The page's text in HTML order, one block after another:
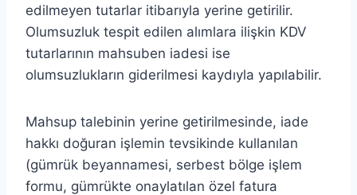
edilmeyen tutarlar itibarıyla yerine getirilir.
Olumsuzluk tespit edilen alımlara ilişkin KDV
tutarlarının mahsuben iadesi ise
olumsuzlukların giderilmesi kaydıyla yapılabilir.
Mahsup talebinin yerine getirilmesinde, iade
hakkı doğuran işlemin tevsikinde kullanılan
(gümrük beyannamesi, serbest bölge işlem
formu, gümrükte onaylatılan özel fatura